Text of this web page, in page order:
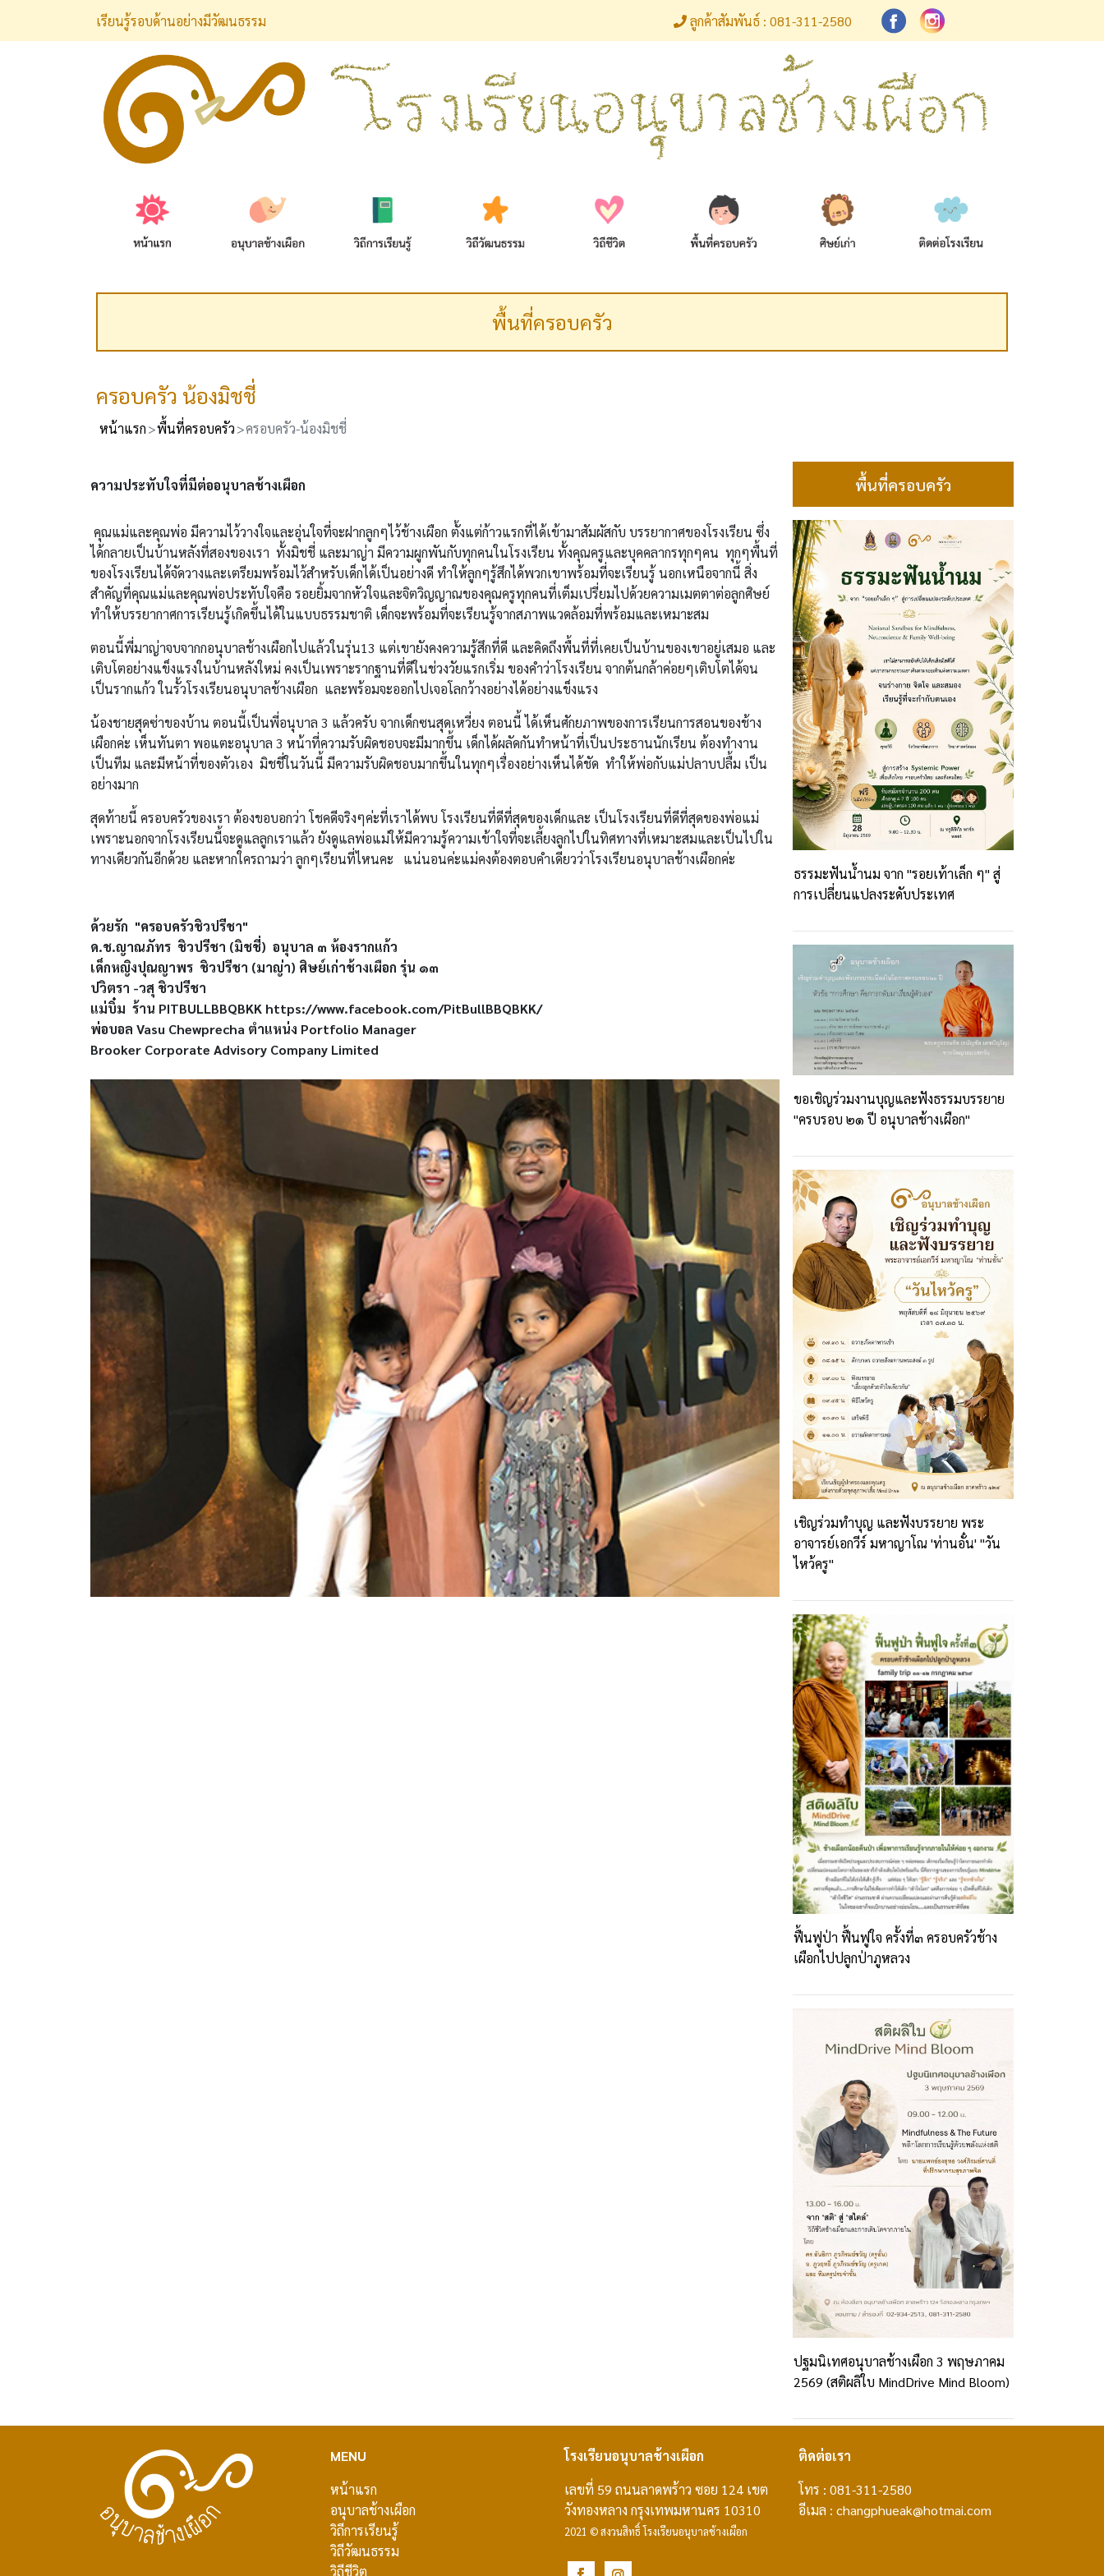
เรียนรู้รอบด้านอย่างมีวัฒนธรรม ลูกค้าสัมพันธ์ : 081-311-2580
พื้นที่ครอบครัว
ครอบครัว น้องมิชชี่
หน้าแรก พื้นที่ครอบครัว ครอบครัว-น้องมิชชี่
ความประทับใจที่มีต่ออนุบาลช้างเผือก
คุณแม่และคุณพ่อ มีความไว้วางใจและอุ่นใจที่จะฝากลูกๆไว้ช้างเผือก ตั้งแต่ก้าวแรกที่ได้เข้ามาสัมผัสกับ บรรยากาศของโรงเรียน ซึ่ง
ได้กลายเป็นบ้านหลังที่สองของเรา ทั้งมิชชี่ และมาญ่า มีความผูกพันกับทุกคนในโรงเรียน ทั้งคุณครูและบุคคลากรทุกๆคน ทุกๆพื้นที่
ของโรงเรียนได้จัดวางและเตรียมพร้อมไว้สำหรับเด็กได้เป็นอย่างดี ทำให้ลูกๆรู้สึกได้พวกเขาพร้อมที่จะเรียนรู้ นอกเหนือจากนี้ สิ่ง
สำคัญที่คุณแม่และคุณพ่อประทับใจคือ รอยยิ้มจากหัวใจและจิตวิญญาณของคุณครูทุกคนที่เต็มเปรี่ยมไปด้วยความเมตตาต่อลูกศิษย์
ทำให้บรรยากาศการเรียนรู้เกิดขึ้นได้ในแบบธรรมชาติ เด็กจะพร้อมที่จะเรียนรู้จากสภาพแวดล้อมที่พร้อมและเหมาะสม
ตอนนี้พี่มาญ่าจบจากกอนุบาลช้างเผือกไปแล้วในรุ่น13 แต่เขายังคงความรู้สึกที่ดี และคิดถึงพื้นที่ที่เคยเป็นบ้านของเขาอยู่เสมอ และ
เติบโตอย่างแข็งแรงในบ้านหลังใหม่ คงเป็นเพราะรากฐานที่ดีในช่วงวัยแรกเริ่ม ของคำว่าโรงเรียน จากต้นกล้าค่อยๆเติบโตได้จน
เป็นรากแก้ว ในรั้วโรงเรียนอนุบาลช้างเผือก และพร้อมจะออกไปเจอโลกว้างอย่างได้อย่างแข็งแรง
น้องชายสุดซ่าของบ้าน ตอนนี้เป็นพี่อนุบาล 3 แล้วครับ จากเด็กซนสุดเหวี่ยง ตอนนี้ ได้เห็นศักยภาพของการเรียนการสอนของช้าง
เผือกค่ะ เห็นทันตา พอแตะอนุบาล 3 หน้าที่ความรับผิดชอบจะมีมากขึ้น เด็กได้ผลัดกันทำหน้าที่เป็นประธานนักเรียน ต้องทำงาน
เป็นทีม และมีหน้าที่ของตัวเอง มิชชี่ในวันนี้ มีความรับผิดชอบมากขึ้นในทุกๆเรื่องอย่างเห็นได้ชัด ทำให้พ่อกับแม่ปลาบปลื้ม เป็น
อย่างมาก
สุดท้ายนี้ ครอบครัวของเรา ต้องขอบอกว่า โชคดีจริงๆค่ะที่เราได้พบ โรงเรียนที่ดีที่สุดของเด็กและ เป็นโรงเรียนที่ดีที่สุดของพ่อแม่
เพราะนอกจากโรงเรียนนี้จะดูแลลูกเราแล้ว ยังดูแลพ่อแม่ให้มีความรู้ความเข้าใจที่จะเลี้ยงลูกไปในทิศทางที่เหมาะสมและเป็นไปใน
ทางเดียวกันอีกด้วย และหากใครถามว่า ลูกๆเรียนที่ไหนคะ แน่นอนค่ะแม่คงต้องตอบคำเดียวว่าโรงเรียนอนุบาลช้างเผือกค่ะ
ด้วยรัก "ครอบครัวชิวปรีชา"
ด.ช.ญาณภัทร ชิวปรีชา (มิชชี่) อนุบาล ๓ ห้องรากแก้ว
เด็กหญิงปุณญาพร ชิวปรีชา (มาญ่า) ศิษย์เก่าช้างเผือก รุ่น ๑๓
ปวิตรา -วสุ ชิวปรีชา
แม่บิ๋ม ร้าน PITBULLBBQBKK https://www.facebook.com/PitBullBBQBKK/
พ่อบอล Vasu Chewprecha ตำแหน่ง Portfolio Manager
Brooker Corporate Advisory Company Limited
พื้นที่ครอบครัว
ธรรมะฟันน้ำนม จาก "รอยเท้าเล็ก ๆ" สู่
การเปลี่ยนแปลงระดับประเทศ
ขอเชิญร่วมงานบุญและฟังธรรมบรรยาย
"ครบรอบ ๒๑ ปี อนุบาลช้างเผือก"
เชิญร่วมทำบุญ และฟังบรรยาย พระ
อาจารย์เอกวีร์ มหาญาโณ 'ท่านอั๋น' "วัน
ไหว้ครู"
ฟื้นฟูป่า ฟื้นฟูใจ ครั้งที่๓ ครอบครัวช้าง
เผือกไปปลูกป่าภูหลวง
ปฐมนิเทศอนุบาลช้างเผือก 3 พฤษภาคม
2569 (สติผลิใบ MindDrive Mind Bloom)
MENU
หน้าแรก
อนุบาลช้างเผือก
วิถีการเรียนรู้
วิถีวัฒนธรรม
วิถีชีวิต
โรงเรียนอนุบาลช้างเผือก
เลขที่ 59 ถนนลาดพร้าว ซอย 124 เขต
วังทองหลาง กรุงเทพมหานคร 10310
2021 © สงวนสิทธิ์ โรงเรียนอนุบาลช้างเผือก
ติดต่อเรา
โทร : 081-311-2580
อีเมล : changphueak@hotmai.com